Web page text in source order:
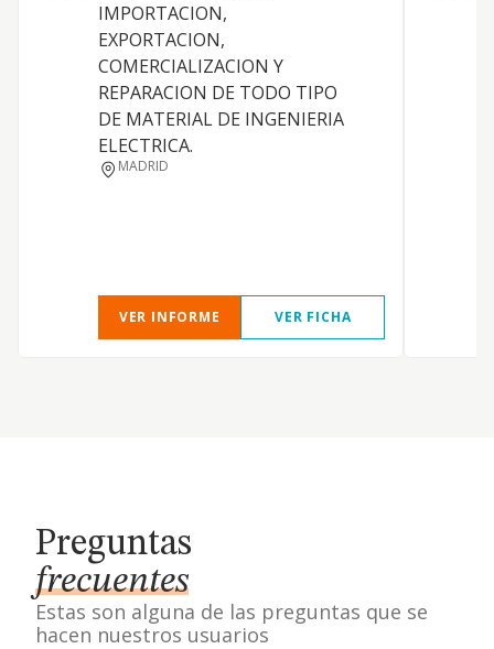
IMPORTACION,
EXPORTACION,
COMERCIALIZACION Y
REPARACION DE TODO TIPO
DE MATERIAL DE INGENIERIA
ELECTRICA.
MADRID
VER INFORME VER FICHA
Preguntas
frecuentes
Estas son alguna de las preguntas que se
hacen nuestros usuarios